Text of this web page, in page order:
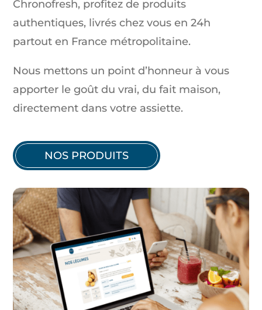
Chronofresh, profitez de produits
authentiques, livrés chez vous en 24h
partout en France métropolitaine.
Nous mettons un point d’honneur à vous
apporter le goût du vrai, du fait maison,
directement dans votre assiette.
NOS PRODUITS